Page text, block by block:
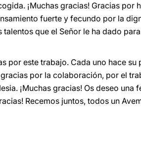
¡Muchas gracias! Gracias por
fuerte y fecundo por la
que el Señor le ha dado
por este trabajo. Cada uno hace
por la colaboración, por el
¡Muchas gracias! Os deseo
Recemos juntos, todos un